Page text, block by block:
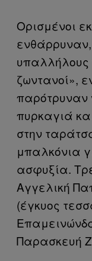
Ορισμένοι
υπαλλήλους
ζωντανοί»,
πυρκαγιά
στην
μπαλκόνια
ασφυξία.
Αγγελική
(έγκυος
Παρασκευή